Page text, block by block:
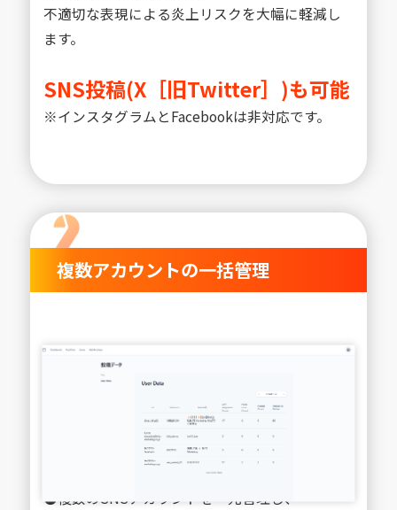
不適切な表現による炎上リスクを大幅に軽減し
ます。
SNS投稿(X［旧Twitter］)も可能
※インスタグラムとFacebookは非対応です。
複数アカウントの一括管理
●複数のSNSアカウントを一元管理し、